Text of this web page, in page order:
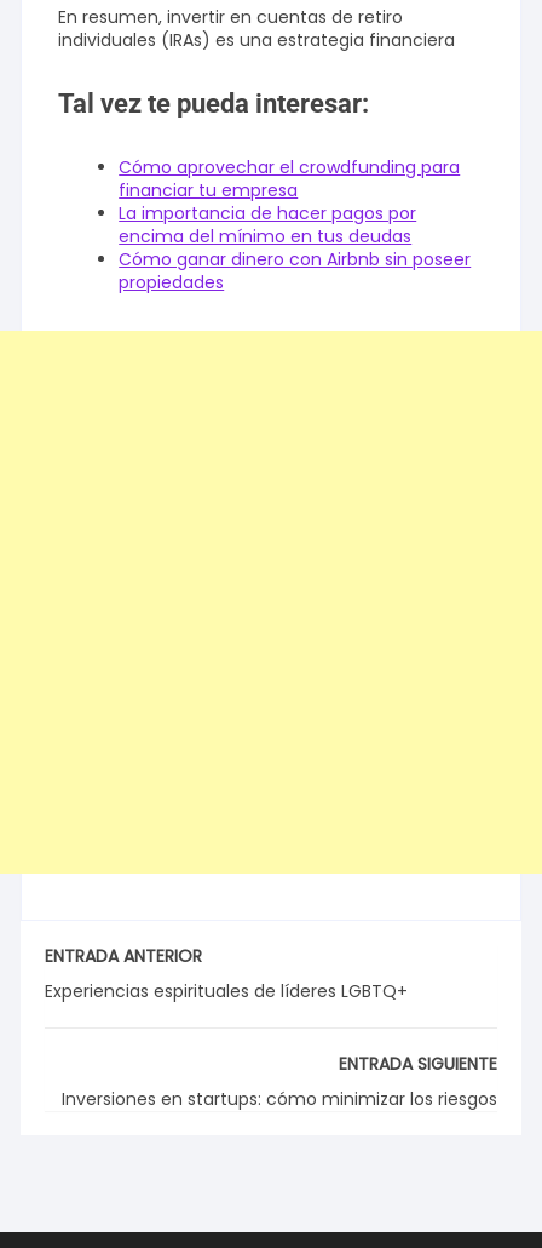
En resumen, invertir en cuentas de retiro
individuales (IRAs) es una estrategia financiera
Tal vez te pueda interesar:
Cómo aprovechar el crowdfunding para
financiar tu empresa
La importancia de hacer pagos por
encima del mínimo en tus deudas
Cómo ganar dinero con Airbnb sin poseer
propiedades
ENTRADA ANTERIOR
Experiencias espirituales de líderes LGBTQ+
ENTRADA SIGUIENTE
Inversiones en startups: cómo minimizar los riesgos